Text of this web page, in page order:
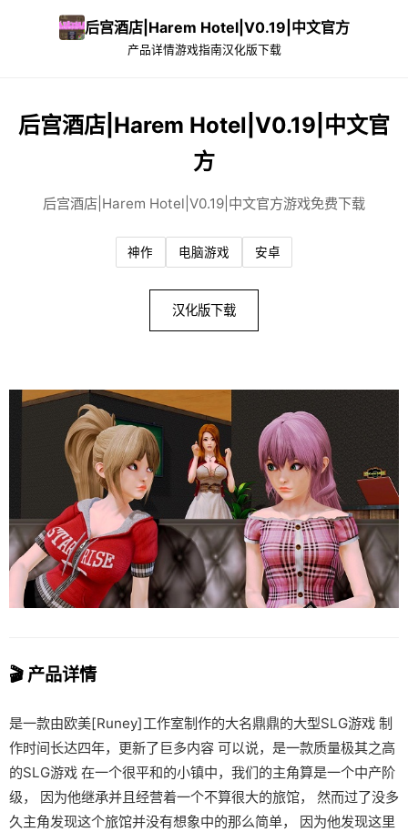
后宫酒店|Harem Hotel|V0.19|中文官方
产品详情游戏指南汉化版下载
后宫酒店|Harem Hotel|V0.19|中文官
方
后宫酒店|Harem Hotel|V0.19|中文官方游戏免费下载
神作 电脑游戏 安卓
汉化版下载
🎬 产品详情
是一款由欧美[Runey]工作室制作的大名鼎鼎的大型SLG游戏 制
作时间长达四年，更新了巨多内容 可以说，是一款质量极其之高
的SLG游戏 在一个很平和的小镇中，我们的主角算是一个中产阶
级， 因为他继承并且经营着一个不算很大的旅馆， 然而过了没多
久主角发现这个旅馆并没有想象中的那么简单， 因为他发现这里